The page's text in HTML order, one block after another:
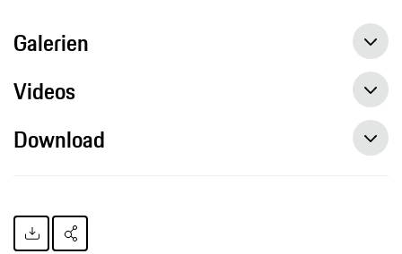
Galerien
Videos
Download